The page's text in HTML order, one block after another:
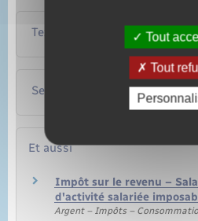
Textes de référence
Services en ligne et
Et aussi
Impôt sur le revenu –
d'activité salariée
Argent – Impôts –
Tout
Tout